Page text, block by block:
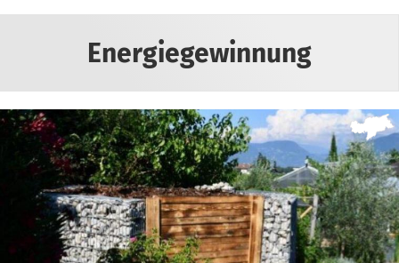
Energiegewinnung